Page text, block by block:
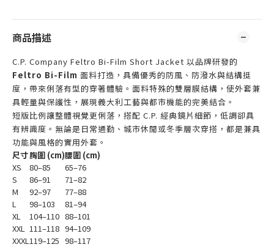
商品描述
C.P. Company Feltro Bi-Film Short Jacket 以品牌研發的
Feltro Bi-Film 面料打造，具備優秀的防風、防潑水與結構挺
度，帶來俐落有型的穿著體驗。面料特殊的雙層膜結構，使外套兼
具輕量與保護性，展現義大利工藝與都市機能的完美結合。
短版比例讓整體視覺更俐落，搭配 C.P. 經典鏡片細節，低調卻具
有辨識度。無論是日常通勤、城市休閒或冬季層次穿搭，都是兼具
功能與風格的實用外套。
尺寸胸圍 (cm)腰圍 (cm)
XS
80–85
65–76
S
86–91
71–82
M
92–97
77–88
L
98–103
81–94
XL
104–110 88–101
XXL 111–118 94–109
XXXL119–125 98–117